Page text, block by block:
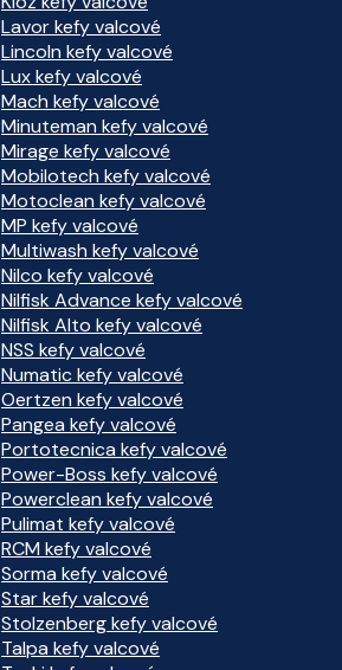
Lavor kefy valcové
Lincoln kefy valcové
Lux kefy valcové
Mach kefy valcové
Minuteman kefy valcové
Mirage kefy valcové
Mobilotech kefy valcové
Motoclean kefy valcové
MP kefy valcové
Multiwash kefy valcové
Nilco kefy valcové
Nilfisk Advance kefy valcové
Nilfisk Alto kefy valcové
NSS kefy valcové
Numatic kefy valcové
Oertzen kefy valcové
Pangea kefy valcové
Portotecnica kefy valcové
Power-Boss kefy valcové
Powerclean kefy valcové
Pulimat kefy valcové
RCM kefy valcové
Sorma kefy valcové
Star kefy valcové
Stolzenberg kefy valcové
Talpa kefy valcové